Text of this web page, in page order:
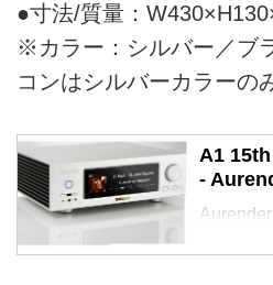
●寸法/質量：
※カラー：シルバー／ブ
コンはシルバーカラーの
A1
-
妥協な